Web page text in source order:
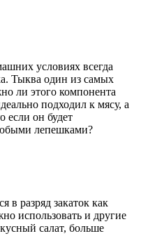
условиях всегда
Тыква один из самых
ли этого компонента
подходил к мясу, а
если он будет
лепешками?
в разряд закаток как
использовать и другие
салат, больше